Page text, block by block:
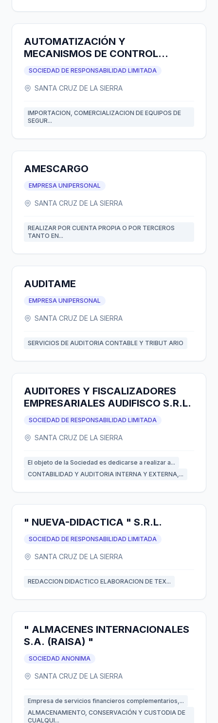
AUTOMATIZACIÓN Y
MECANISMOS DE CONTROL
CARMEL S.R.L.
SOCIEDAD DE RESPONSABILIDAD LIMITADA
SANTA CRUZ DE LA SIERRA
IMPORTACION, COMERCIALIZACION DE EQUIPOS DE
SEGUR...
AMESCARGO
EMPRESA UNIPERSONAL
SANTA CRUZ DE LA SIERRA
REALIZAR POR CUENTA PROPIA O POR TERCEROS
TANTO EN...
AUDITAME
EMPRESA UNIPERSONAL
SANTA CRUZ DE LA SIERRA
SERVICIOS DE AUDITORIA CONTABLE Y TRIBUT ARIO
AUDITORES Y FISCALIZADORES
EMPRESARIALES AUDIFISCO S.R.L.
SOCIEDAD DE RESPONSABILIDAD LIMITADA
SANTA CRUZ DE LA SIERRA
El objeto de la Sociedad es dedicarse a realizar a...
CONTABILIDAD Y AUDITORIA INTERNA Y EXTERNA,...
" NUEVA-DIDACTICA " S.R.L.
SOCIEDAD DE RESPONSABILIDAD LIMITADA
SANTA CRUZ DE LA SIERRA
REDACCION DIDACTICO ELABORACION DE TEX...
" ALMACENES INTERNACIONALES
S.A. (RAISA) "
SOCIEDAD ANONIMA
SANTA CRUZ DE LA SIERRA
Empresa de servicios financieros complementarios,...
ALMACENAMIENTO, CONSERVACIÓN Y CUSTODIA DE
CUALQUI...